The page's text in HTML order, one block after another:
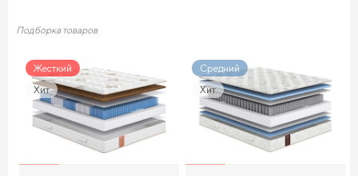
Подборка товаров
Жесткий
Хит
Средний
Хит